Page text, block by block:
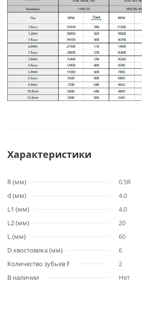
Характеристики
R (мм)
0.5R
d (мм)
4.0
L1 (мм)
4.0
L2 (мм)
20
L (мм)
60
D хвостовика (мм)
6
Количество зубьев F
2
В наличии
Нет